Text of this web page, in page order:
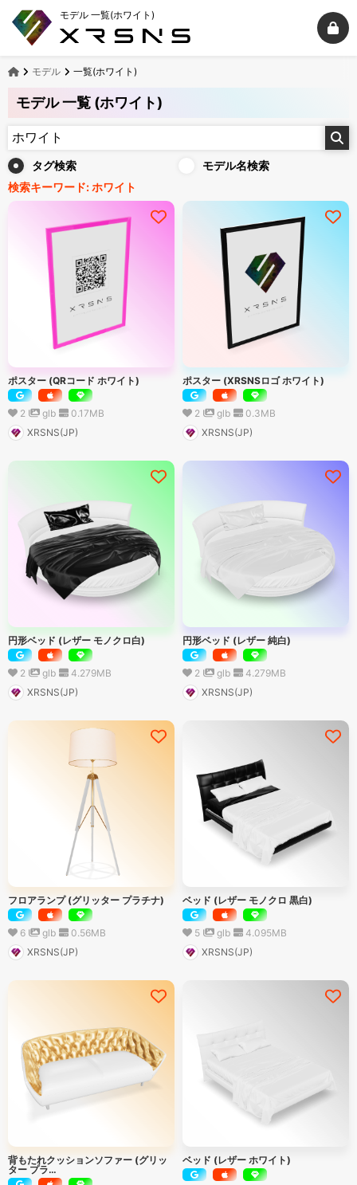
モデル 一覧(ホワイト)
モデル 一覧(ホワイト)
モデル 一覧 (ホワイト)
タグ検索
モデル名検索
検索キーワード:ホワイト
ポスター (QRコード ホワイト)
2 glb 0.17MB
XRSNS(JP)
ポスター (XRSNSロゴ ホワイト)
2 glb 0.3MB
XRSNS(JP)
円形ベッド (レザー モノクロ白)
2 glb 4.279MB
XRSNS(JP)
円形ベッド (レザー 純白)
2 glb 4.279MB
XRSNS(JP)
フロアランプ (グリッター プラチナ)
6 glb 0.56MB
XRSNS(JP)
ベッド (レザー モノクロ 黒白)
5 glb 4.095MB
XRSNS(JP)
背もたれクッションソファー (グリッ
ター プラ…
ベッド (レザー ホワイト)